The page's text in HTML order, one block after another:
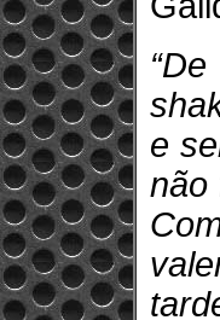
e
não